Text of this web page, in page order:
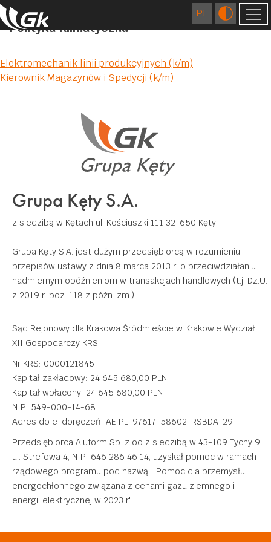
O NAS
SPÓŁKI ZAGRANICZNE
PRODUKCJA WLEWKÓW
OBRÓBKA POWIERZCHNIOWA
OBRÓBKA MECHANICZNA
ZASTOSOWANIE
CENTRUM BADAWCZO-ROZWOJOWE
ODPOWIEDZIALNY BIZNES
ZAANGAŻOWANIE SPOŁECZNE
KONTAKT
PLIKI DO POBRANIA
Polityka Klimatyczna
Nawigacja
wpisu
Elektromechanik linii produkcyjnych (k/m)
Kierownik Magazynów i Spedycji (k/m)
Grupa Kęty S.A.
z siedzibą w Kętach ul. Kościuszki 111 32-650 Kęty
Grupa Kęty S.A. jest dużym przedsiębiorcą w rozumieniu
przepisów ustawy z dnia 8 marca 2013 r. o przeciwdziałaniu
nadmiernym opóźnieniom w transakcjach handlowych (t.j. Dz.U.
z 2019 r. poz. 118 z późn. zm.)
Sąd Rejonowy dla Krakowa Śródmieście w Krakowie Wydział
XII Gospodarczy KRS
Nr KRS: 0000121845
Kapitał zakładowy: 24 645 680,00 PLN
Kapitał wpłacony: 24 645 680,00 PLN
NIP: 549-000-14-68
Adres do e-doręczeń: AE:PL-97617-58602-RSBDA-29
Przedsiębiorca Aluform Sp. z oo z siedzibą w 43-109 Tychy 9,
ul. Strefowa 4, NIP: 646 286 46 14, uzyskał pomoc w ramach
rządowego programu pod nazwą: „Pomoc dla przemysłu
energochłonnego związana z cenami gazu ziemnego i
energii elektrycznej w 2023 r"